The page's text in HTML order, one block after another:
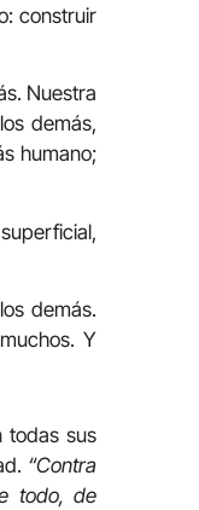
construir
Nuestra
demás,
humano;
demás.
Y
todas sus
“Contra
todo, de